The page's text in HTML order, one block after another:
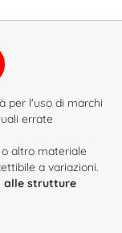
Instagram
su YouTube
per l'uso di marchi
errate
altro materiale
a variazioni.
alle strutture